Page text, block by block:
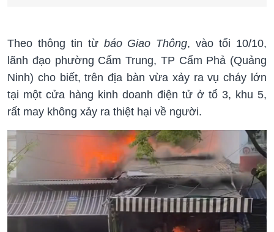
Theo thông tin từ báo Giao Thông, vào tối 10/10,
lãnh đạo phường Cẩm Trung, TP Cẩm Phả (Quảng
Ninh) cho biết, trên địa bàn vừa xảy ra vụ cháy lớn
tại một cửa hàng kinh doanh điện tử ở tổ 3, khu 5,
rất may không xảy ra thiệt hại về người.